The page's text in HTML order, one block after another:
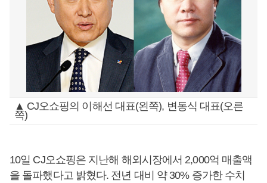
▲ CJ오쇼핑의 이해선 대표(왼쪽), 변동식 대표(오른
쪽)
10일 CJ오쇼핑은 지난해 해외시장에서 2,000억 매출액
을 돌파했다고 밝혔다. 전년 대비 약 30% 증가한 수치